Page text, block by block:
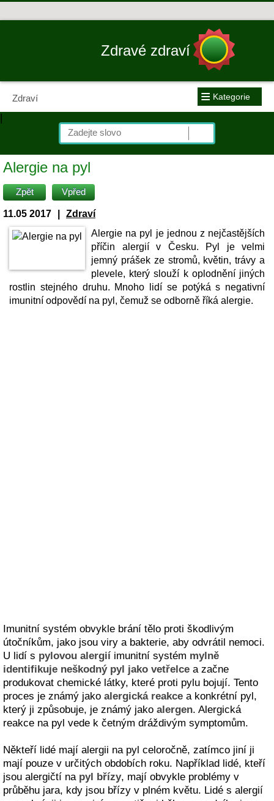
Zdravé zdraví
Zdraví ≡ Kategorie
|
Alergie na pyl
Zpět Vpřed
11.05 2017
Zdraví
Alergie na pyl je jednou z nejčastějších
příčin alergií v Česku. Pyl je velmi
jemný prášek ze stromů, květin, trávy a
plevele, který slouží k oplodnění jiných
rostlin stejného druhu. Mnoho lidí se potýká s negativní
imunitní odpovědí na pyl, čemuž se odborně říká alergie.
Imunitní systém obvykle brání tělo proti škodlivým
útočníkům, jako jsou viry a bakterie, aby odvrátil nemoci.
U lidí s pylovou alergií imunitní systém mylně
identifikuje neškodný pyl jako vetřelce a začne
produkovat chemické látky, které proti pylu bojují. Tento
proces je známý jako alergická reakce a konkrétní pyl,
který ji způsobuje, je známý jako alergen. Alergická
reakce na pyl vede k četným dráždivým symptomům.
Někteří lidé mají alergii na pyl celoročně, zatímco jiní ji
mají pouze v určitých obdobích roku. Například lidé, kteří
jsou alergičtí na pyl břízy, mají obvykle problémy v
průběhu jara, kdy jsou břízy v plném květu. Lidé s alergií